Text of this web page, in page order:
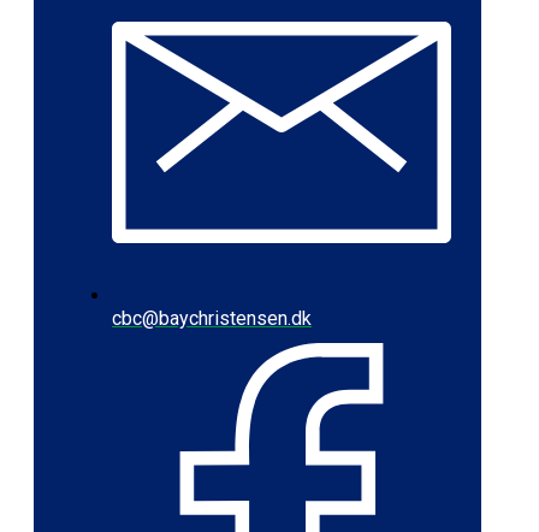
cbc@baychristensen.dk